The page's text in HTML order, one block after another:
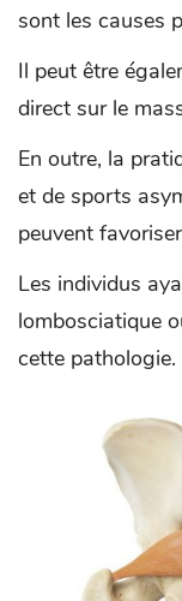
sont les causes
Il peut être
direct sur le
En outre, la
et de sports
peuvent
Les individus
lombosciatique
cette pathologie.